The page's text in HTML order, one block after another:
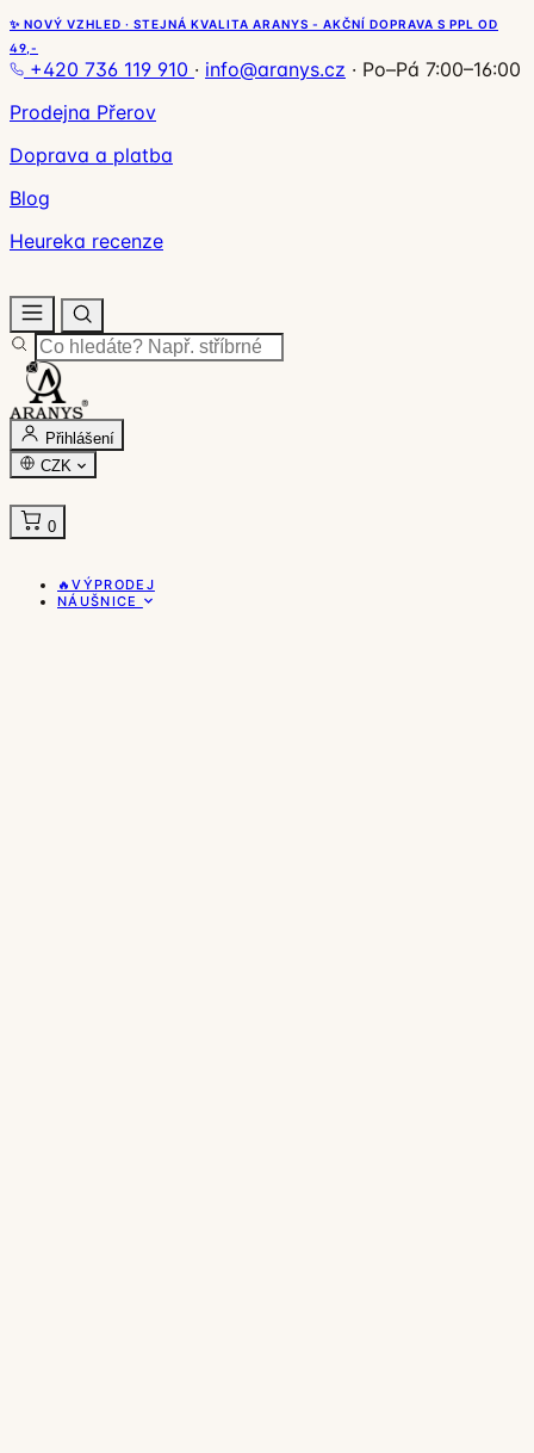
✨ NOVÝ VZHLED · STEJNÁ KVALITA ARANYS - AKČNÍ DOPRAVA S PPL OD
49,-
+420 736 119 910 · info@aranys.cz · Po–Pá 7:00–16:00
Prodejna Přerov
Doprava a platba
Blog
Heureka recenze
Přihlášení
CZK
0
🔥VÝPRODEJ
NÁUŠNICE